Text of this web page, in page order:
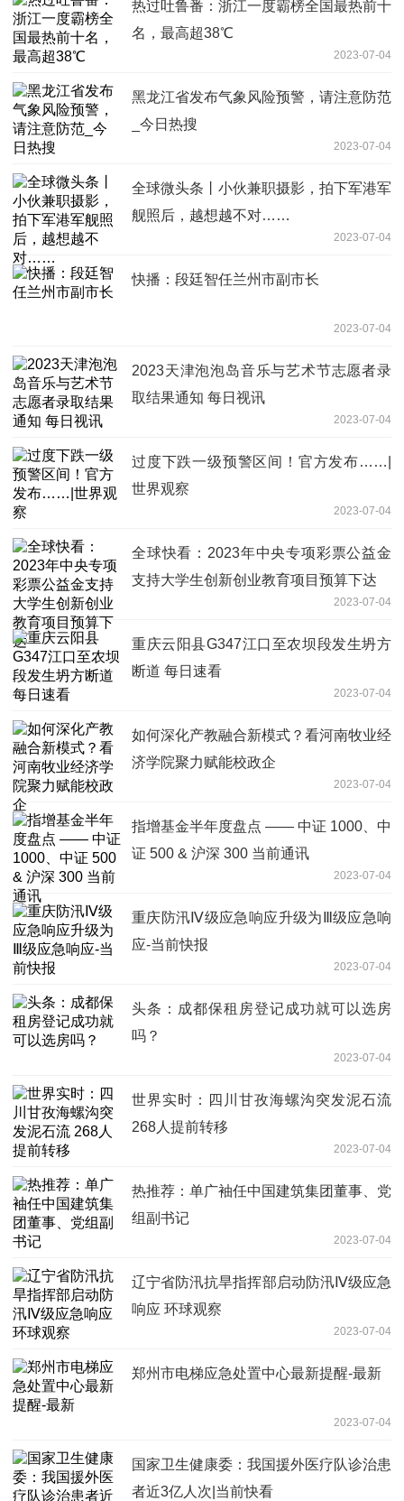
热过吐鲁番：浙江一度霸榜全国最热前十
名，最高超38℃
2023-07-04
黑龙江省发布气象风险预警，请注意防范
_今日热搜
2023-07-04
全球微头条丨小伙兼职摄影，拍下军港军
舰照后，越想越不对……
2023-07-04
快播：段廷智任兰州市副市长
2023-07-04
2023天津泡泡岛音乐与艺术节志愿者录
取结果通知 每日视讯
2023-07-04
过度下跌一级预警区间！官方发布……|
世界观察
2023-07-04
全球快看：2023年中央专项彩票公益金
支持大学生创新创业教育项目预算下达
2023-07-04
重庆云阳县G347江口至农坝段发生坍方
断道 每日速看
2023-07-04
如何深化产教融合新模式？看河南牧业经
济学院聚力赋能校政企
2023-07-04
指增基金半年度盘点 —— 中证 1000、中
证 500 & 沪深 300 当前通讯
2023-07-04
重庆防汛Ⅳ级应急响应升级为Ⅲ级应急响
应-当前快报
2023-07-04
头条：成都保租房登记成功就可以选房
吗？
2023-07-04
世界实时：四川甘孜海螺沟突发泥石流
268人提前转移
2023-07-04
热推荐：单广袖任中国建筑集团董事、党
组副书记
2023-07-04
辽宁省防汛抗旱指挥部启动防汛Ⅳ级应急
响应 环球观察
2023-07-04
郑州市电梯应急处置中心最新提醒-最新
2023-07-04
国家卫生健康委：我国援外医疗队诊治患
者近3亿人次|当前快看